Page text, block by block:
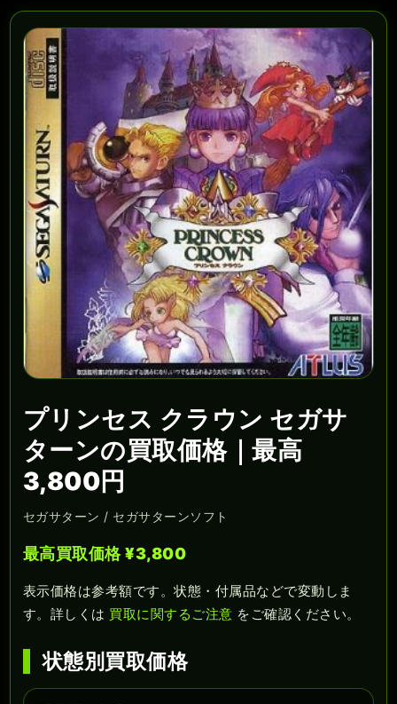
プリンセス クラウン セガサ
ターンの買取価格｜最高
3,800円
セガサターン / セガサターンソフト
最高買取価格 ¥3,800
表示価格は参考額です。状態・付属品などで変動しま
す。詳しくは 買取に関するご注意 をご確認ください。
状態別買取価格